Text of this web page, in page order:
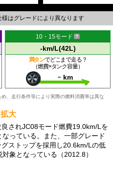
はグレードにより異なります
10・15モード
-km/L(42L)
満タンでどこまで走る？
（燃費×タンク容量）
- km
、走行条件等により実際の燃料消費率は異な
大
されJC08モード燃費19.0km/Lを
っている。また、一部グレード
ストップを採用し20.6km/Lの低
象となっている（2012.8）